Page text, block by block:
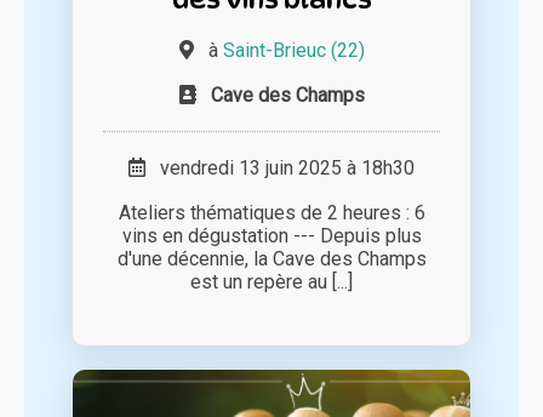
à Saint-Brieuc (22)
Cave des Champs
vendredi 13 juin 2025 à 18h30
Ateliers thématiques de 2 heures : 6
vins en dégustation --- Depuis plus
d'une décennie, la Cave des Champs
est un repère au [...]